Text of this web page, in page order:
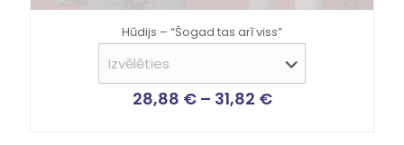
Hūdijs – “Šogad tas arī viss”
28,88 € – 31,82 €